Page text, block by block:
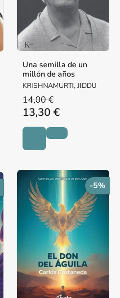
Una semilla de un
millón de años
KRISHNAMURTI, JIDDU
14,00 €
13,30 €
-5%